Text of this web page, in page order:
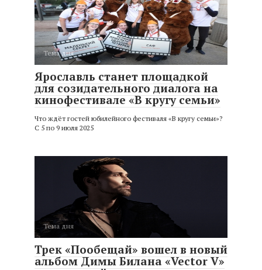
Тема дня
Ярославль станет площадкой
для созидательного диалога на
кинофестивале «В кругу семьи»
Что ждёт гостей юбилейного фестиваля «В кругу семьи»?
С 5 по 9 июля 2025
Тема дня
Трек «Пообещай» вошел в новый
альбом Димы Билана «Vector V»